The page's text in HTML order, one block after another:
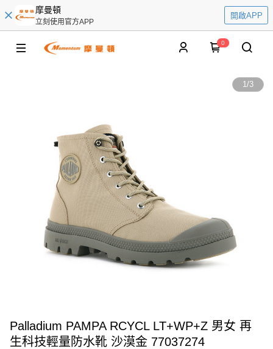
摩曼頓
立刻使用官方APP
開啟APP
0
1/3
Palladium PAMPA RCYCL LT+WP+Z 男女 再
生科技輕量防水靴 沙漠金 77037274